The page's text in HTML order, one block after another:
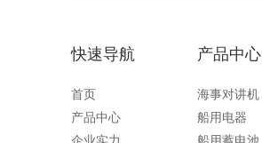
快速导航
首页
产品中心
产品中心
海事对讲机
船用电器